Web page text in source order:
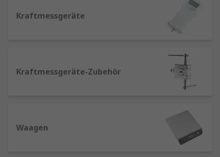
Kraftmessaufgaben. Wir haben auch eine
Waagen messen die Gesamtmasse von
Gegenständen oder Lasten, und können in einer
Kraftmessgeräte
Kraftmessgeräte-Zubehör
Waagen